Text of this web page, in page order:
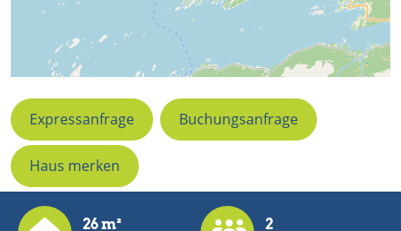
Expressanfrage Buchungsanfrage
Haus merken
26 m² 2